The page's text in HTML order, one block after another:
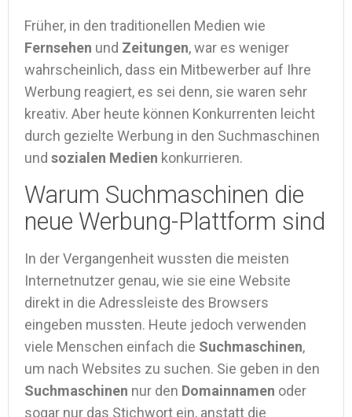
Früher, in den traditionellen Medien wie
Fernsehen und Zeitungen, war es weniger
wahrscheinlich, dass ein Mitbewerber auf Ihre
Werbung reagiert, es sei denn, sie waren sehr
kreativ. Aber heute können Konkurrenten leicht
durch gezielte Werbung in den Suchmaschinen
und sozialen Medien konkurrieren.
Warum Suchmaschinen die
neue Werbung-Plattform sind
In der Vergangenheit wussten die meisten
Internetnutzer genau, wie sie eine Website
direkt in die Adressleiste des Browsers
eingeben mussten. Heute jedoch verwenden
viele Menschen einfach die Suchmaschinen,
um nach Websites zu suchen. Sie geben in den
Suchmaschinen nur den Domainnamen oder
sogar nur das Stichwort ein, anstatt die